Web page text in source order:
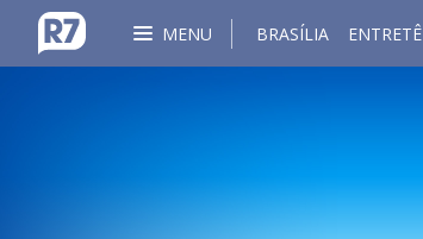
MENU BRASÍLIA ENTRETÊ